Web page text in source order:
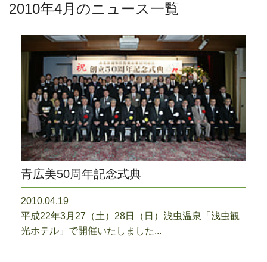
2010年4月のニュース一覧
青広美50周年記念式典
2010.04.19
平成22年3月27（土）28日（日）浅虫温泉「浅虫観
光ホテル」で開催いたしました...